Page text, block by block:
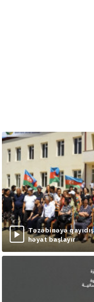
Təzəbinəyə
həyat başlayır